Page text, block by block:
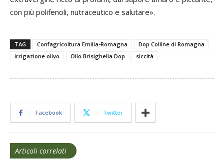
con più polifenoli, nutraceutico e salutare».
TAG Confagricoltura Emilia-Romagna
Dop Colline di Romagna
irrigazione olivo
Olio Brisighella Dop siccità
Facebook Twitter
Articoli correlati